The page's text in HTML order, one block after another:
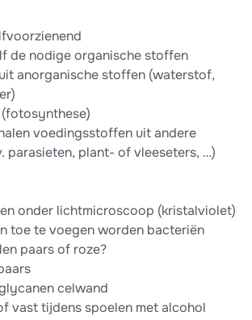
de nodige organische stoffen
anorganische stoffen (waterstof,
voedingsstoffen uit andere
parasieten, plant- of vleeseters, …)
onder lichtmicroscoop (kristalviolet)
toe te voegen worden bacteriën
paars of roze?
celwand
vast tijdens spoelen met alcohol